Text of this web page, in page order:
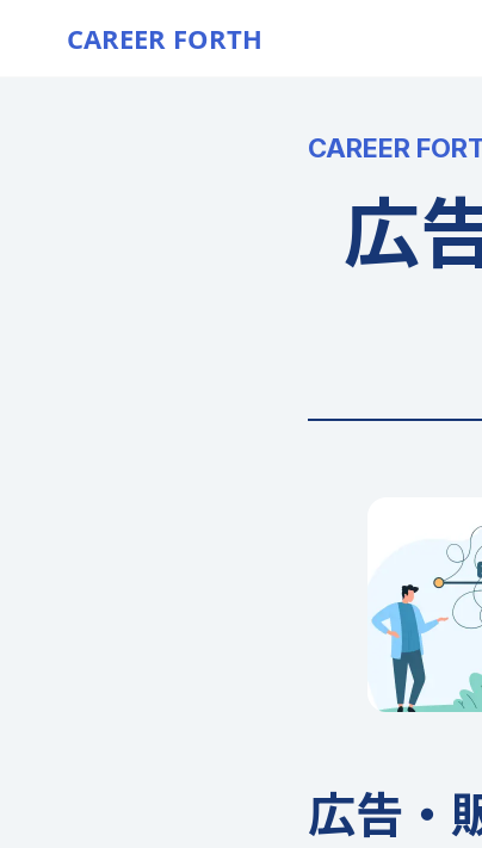
CAREER FORTH
CAREER
広
広告・